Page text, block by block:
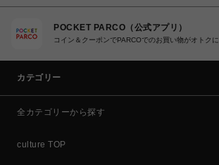
POCKET PARCO（公式アプリ）
コイン＆クーポンでPARCOでのお買い物がオトクに
カテゴリー
全カテゴリーから探す
culture TOP